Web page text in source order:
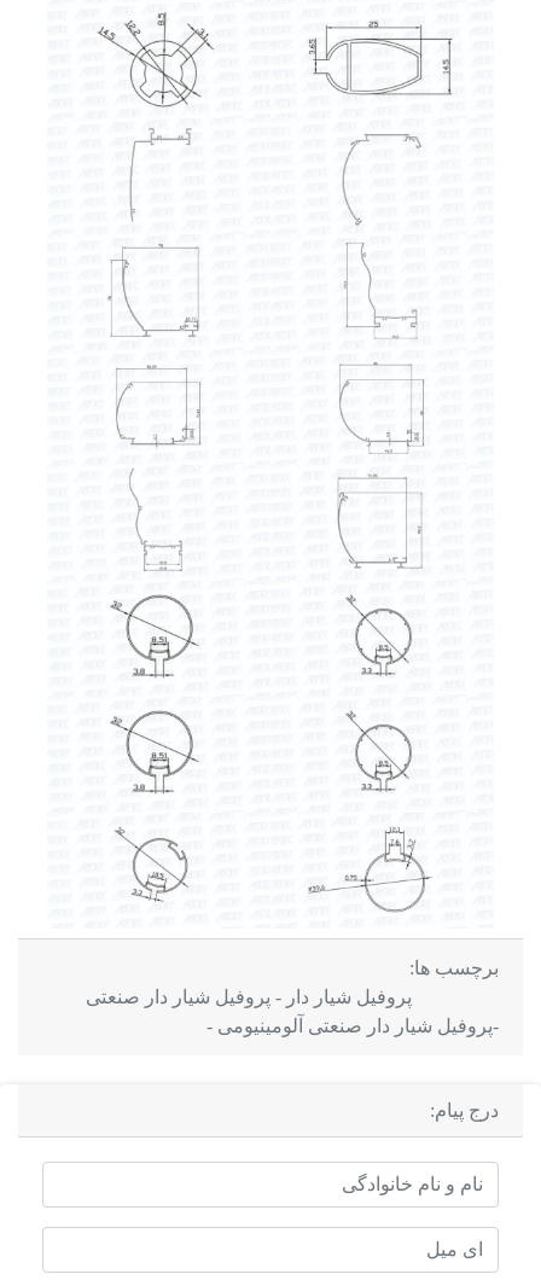
برچسب ها:
پروفیل شیار دار - پروفیل شیار دار صنعتی
-پروفیل شیار دار صنعتی آلومینیومی -
درج پیام: